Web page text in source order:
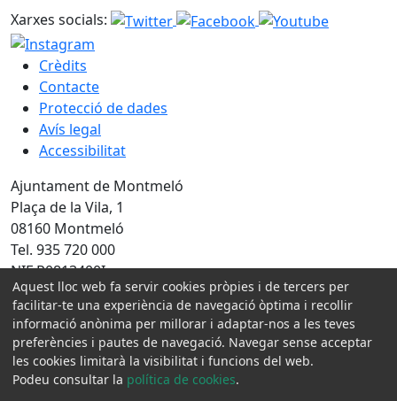
Xarxes socials:
Crèdits
Contacte
Protecció de dades
Avís legal
Accessibilitat
Ajuntament de Montmeló
Plaça de la Vila, 1
08160 Montmeló
Tel. 935 720 000
NIF P0813400I
Amb la col·laboració de:
Aquest lloc web fa servir cookies pròpies i de tercers per
facilitar-te una experiència de navegació òptima i recollir
informació anònima per millorar i adaptar-nos a les teves
preferències i pautes de navegació. Navegar sense acceptar
les cookies limitarà la visibilitat i funcions del web.
Podeu consultar la política de cookies.